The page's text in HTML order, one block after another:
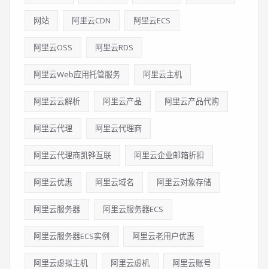
网站 阿里云CDN 阿里云ECS
阿里云OSS 阿里云RDS
阿里云Web应用托管服务 阿里云主机
阿里云云解析 阿里云产品 阿里云产品代购
阿里云代理 阿里云代理商
阿里云代理商凯铧互联 阿里云企业邮箱折扣
阿里云优惠 阿里云域名 阿里云对象存储
阿里云服务器 阿里云服务器ECS
阿里云服务器ECS实例 阿里云老用户优惠
阿里云虚拟主机 阿里云虚机 阿里云账号